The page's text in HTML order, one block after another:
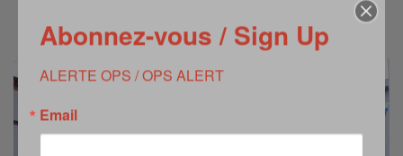
Abonnez-vous / Sign Up
ALERTE OPS / OPS ALERT
Email